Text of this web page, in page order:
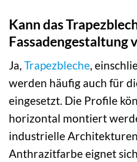
Kann das
Fassadengestaltung
Ja, Trapezbleche,
werden häufig auch für
eingesetzt. Die Profile
horizontal montiert
industrielle
Anthrazitfarbe eignet